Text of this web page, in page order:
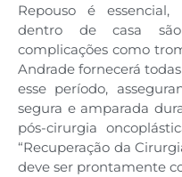
Repouso é
dentro de casa
complicações como
Andrade fornecerá
esse período,
segura e amparada
pós-cirurgia
“Recuperação da
deve ser prontamente